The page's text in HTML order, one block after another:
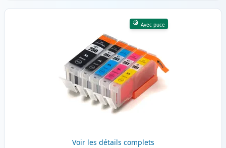
Avec puce
Voir les détails complets